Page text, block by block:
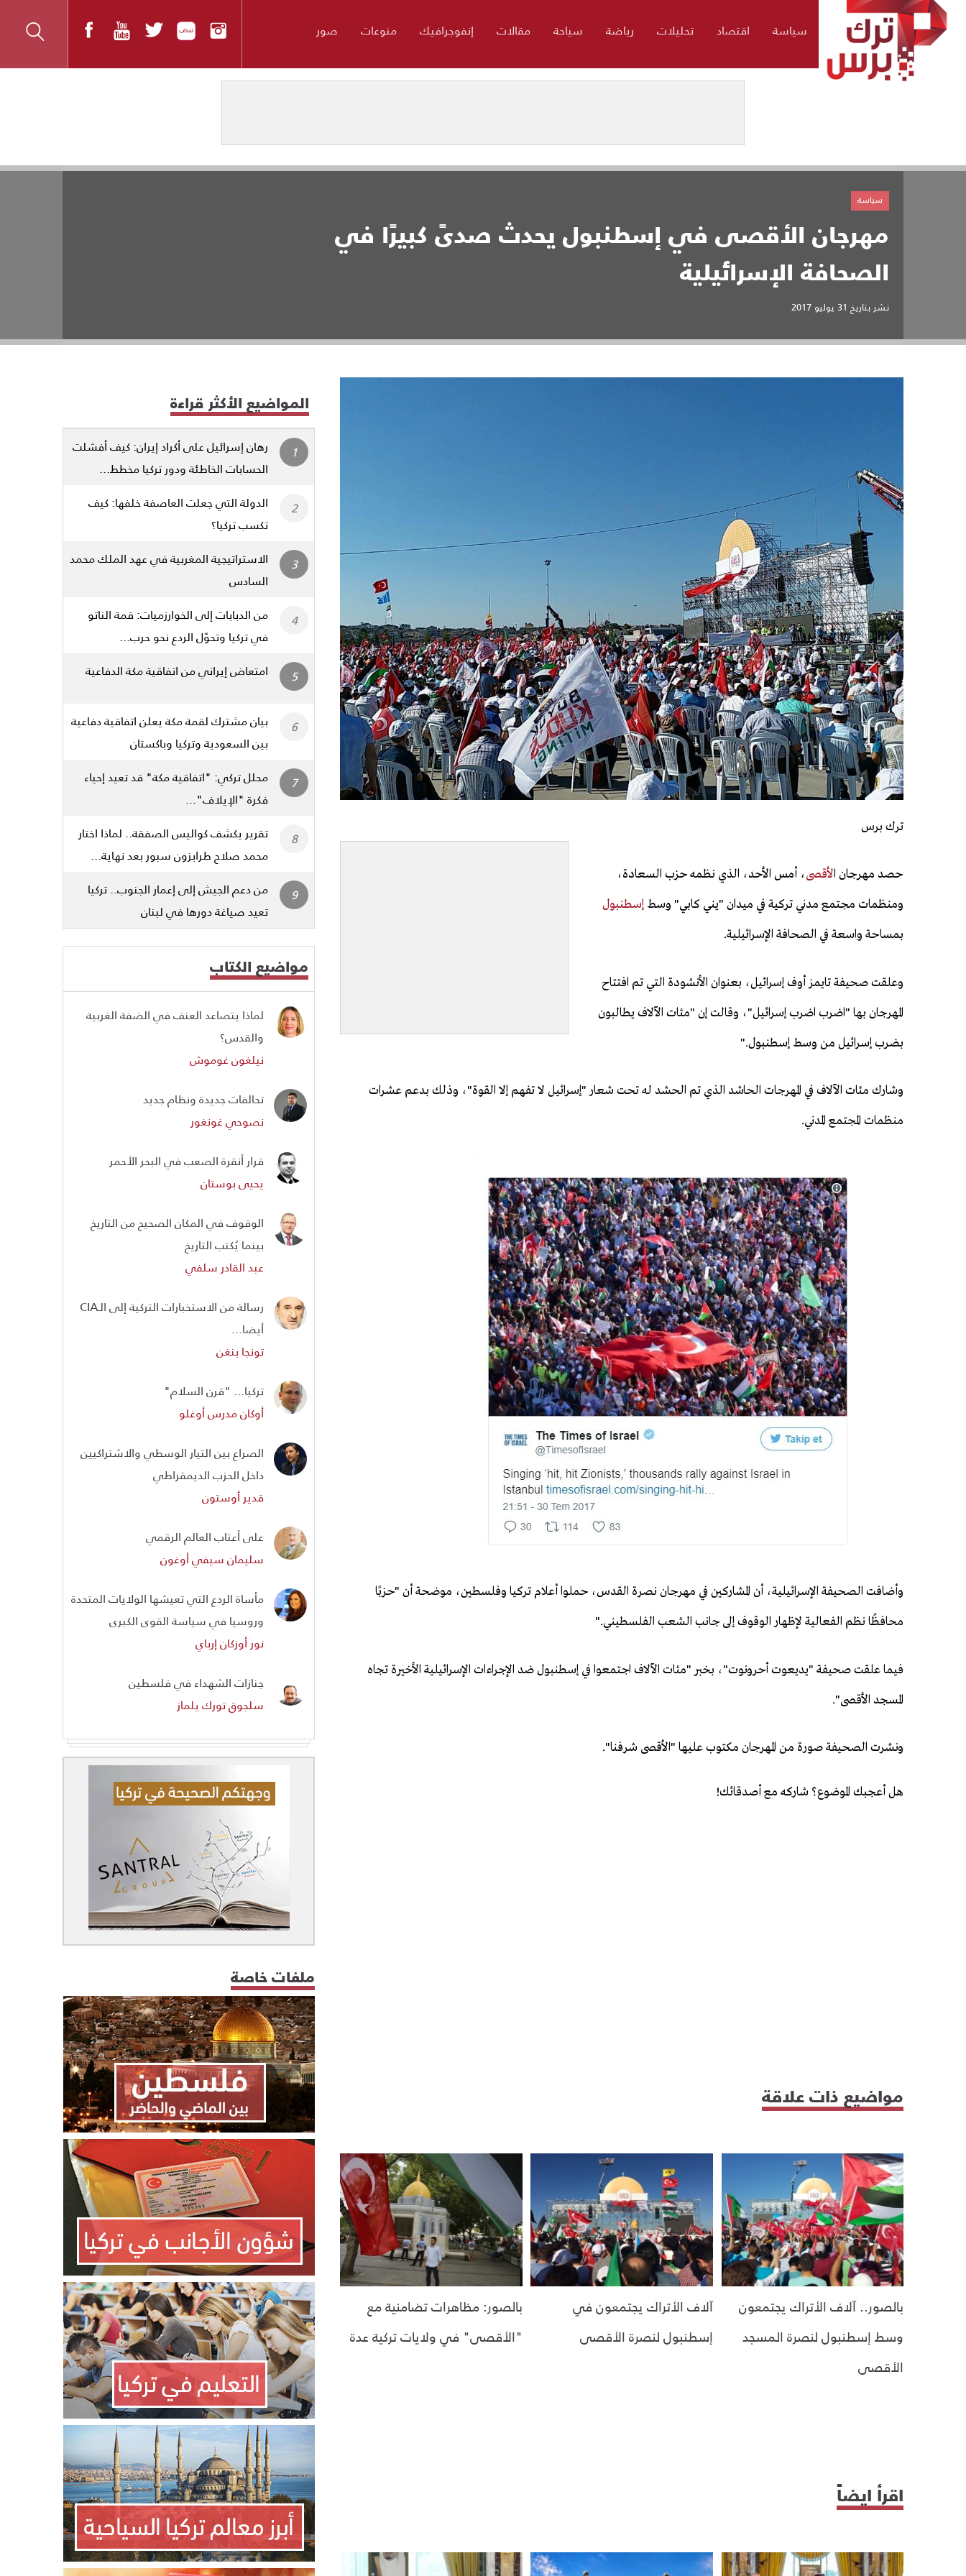
سياسة اقتصاد تحليلات رياضة سياحة مقالات إنفوجرافيك منوعات صور
مهرجان الأقصى في إسطنبول يحدث صدىً كبيرًا في
الصحافة الإسرائيلية
نشر بتاريخ 31 يوليو 2017
سياسة
ترك برس
حصد مهرجان الأقصى، أمس الأحد، الذي نظمه حزب السعادة،
ومنظمات مجتمع مدني تركية في ميدان "يني كابي" وسطإسطنبول
بمساحة واسعة في الصحافة الإسرائيلية.
وعلقت صحيفة تايمز أوف إسرائيل، بعنوان الأنشودة التي تم افتتاح
المهرجان بها "اضرب اضرب إسرائيل"، وقالت إن "مئات الآلاف يطالبون
بضرب إسرائيل من وسط إسطنبول."
وشارك مئات الآلاف في المهرجات الحاشد الذي تم الحشد له تحت شعار "إسرائيل لا تفهم إلا القوة"، وذلك بدعم عشرات
منظمات المجتمع المدني.
وأضافت الصحيفة الإسرائيلية، أن المشاركين في مهرجان نصرة القدس، حملوا أعلام تركيا وفلسطين، موضحة أن "حزبًا
محافظًا نظم الفعالية لإظهار الوقوف إلى جانب الشعب الفلسطيني."
فيما علقت صحيفة "يديعوت أحرونوت"، بخبر "مئات الآلاف اجتمعوا في إسطنبول ضد الإجراءات الإسرائيلية الأخيرة تجاه
المسجد الأقصى".
ونشرت الصحيفة صورة من المهرجان مكتوب عليها "الأقصى شرفنا".
هل أعجبك الموضوع؟ شاركه مع أصدقائك!
مواضيع ذات علاقة
بالصور.. آلاف الأتراك يجتمعون
وسط إسطنبول لنصرة المسجد
الأقصى
آلاف الأتراك يجتمعون في
إسطنبول لنصرة الأقصى
بالصور: مظاهرات تضامنية مع
"الأقصى" في ولايات تركية عدة
اقرأ ايضاً
المواضيع الأكثر قراءة
رهان إسرائيل على أكراد إيران: كيف أفشلت
الحسابات الخاطئة ودور تركيا مخطط...
الدولة التي جعلت العاصفة خلفها: كيف
تكسب تركيا؟
الاستراتيجية المغربية في عهد الملك محمد
السادس
من الدبابات إلى الخوارزميات: قمة الناتو
في تركيا وتحوّل الردع نحو حرب...
امتعاض إيراني من اتفاقية مكة الدفاعية
بيان مشترك لقمة مكة يعلن اتفاقية دفاعية
بين السعودية وتركيا وباكستان
محلل تركي: "اتفاقية مكة" قد تعيد إحياء
فكرة "الإيلاف"...
تقرير يكشف كواليس الصفقة.. لماذا اختار
محمد صلاح طرابزون سبور بعد نهاية...
من دعم الجيش إلى إعمار الجنوب.. تركيا
تعيد صياغة دورها في لبنان
مواضيع الكتاب
لماذا يتصاعد العنف في الضفة الغربية
والقدس؟
نيلغون غوموش
تحالفات جديدة ونظام جديد
نصوحي غونغور
قرار أنقرة الصعب في البحر الأحمر
يحيى بوستان
الوقوف في المكان الصحيح من التاريخ
بينما يُكتب التاريخ
عبد القادر سلفي
رسالة من الاستخبارات التركية إلى الـCIA
أيضا...
تونجا بنغن
تركيا... "قرن السلام"
أوكان مدرس أوغلو
الصراع بين التيار الوسطي والاشتراكيين
داخل الحزب الديمقراطي
قدير أوستون
على أعتاب العالم الرقمي
سليمان سيفي أوغون
مأساة الردع التي تعيشها الولايات المتحدة
وروسيا في سياسة القوى الكبرى
نور أوزكان إرباي
جنازات الشهداء في فلسطين
سلجوق تورك يلماز
ملفات خاصة